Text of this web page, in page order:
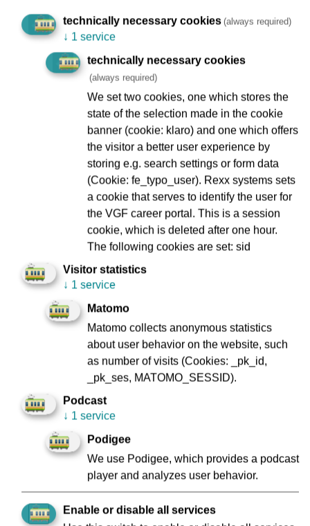
Geschicklichkeit, Konzentration, Fingerspitzengefühl und
Fahrintuition verlangten, und mußte zweimal bewältigt
Brüssel fiel erst mit den letzten Übungen.
Bei trockenen und schon kühlen Temperaturen war der
Willy-Brandt-Platz in der Innenstadt von 10 Uhr an gut
besucht, die Stimmung unter Zuschauern, Mannschaften
und Betreuern war prächtig. Frankfurt ging als erstes Team
ins Rennen, hatte letztlich mit dem Ausgang der
Europameisterschaft aber nichts zu tun.
Die 12. Auflage des kuriosen, aber höchst unterhaltsamen
Wettbewerbs wird in Wien stattfinden
Pressekontakt:
VGF-Unternehmenskommunikation
069 213 27495
E-Mail:presse@vgf-ffm.de
Bitte beachten Sie unsere Informationen zur
Datenschutzgrundverordnung:www.vgf-
ffm.de/Datenschutz
Back
Imprint Data Protection
technically necessary cookies (always required)
↓ 1 service
technically necessary cookies
(always required)
We set two cookies, one which stores the
state of the selection made in the cookie
banner (cookie: klaro) and one which offers
the visitor a better user experience by
storing e.g. search settings or form data
(Cookie: fe_typo_user). Rexx systems sets
a cookie that serves to identify the user for
the VGF career portal. This is a session
cookie, which is deleted after one hour.
The following cookies are set: sid
Visitor statistics
↓ 1 service
Matomo
Matomo collects anonymous statistics
about user behavior on the website, such
as number of visits (Cookies: _pk_id,
_pk_ses, MATOMO_SESSID).
Podcast
↓ 1 service
Podigee
We use Podigee, which provides a podcast
player and analyzes user behavior.
Enable or disable all services